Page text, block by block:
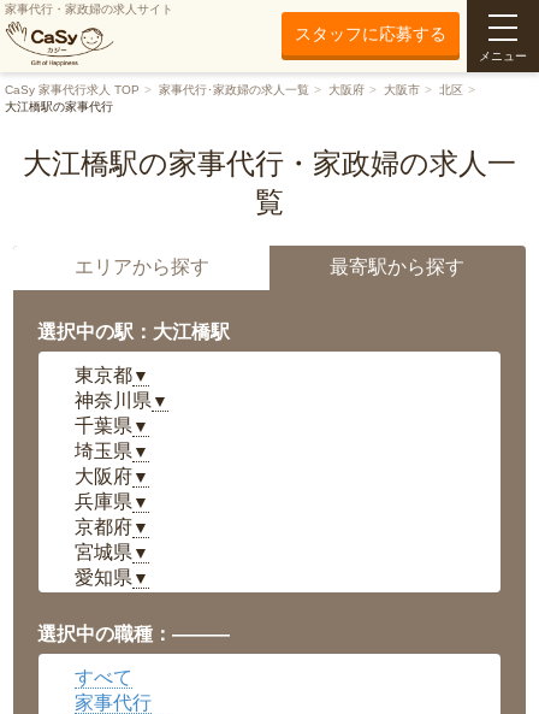
家事代行・家政婦の求人サイト
スタッフに応募する
メニュー
CaSy 家事代行求人 TOP 家事代行･家政婦の求人一覧 大阪府 大阪市
北区
大江橋駅の家事代行
大江橋駅の家事代行・家政婦の求人一
覧
エリアから探す 最寄駅から探す
選択中の駅：大江橋駅
東京都▼
神奈川県 ▼
千葉県 ▼
埼玉県 ▼
大阪府▼
兵庫県 ▼
京都府▼
宮城県 ▼
愛知県 ▼
岡山県▼
広島県▼
沖縄県
選択中の職種：———
すべて
家事代行